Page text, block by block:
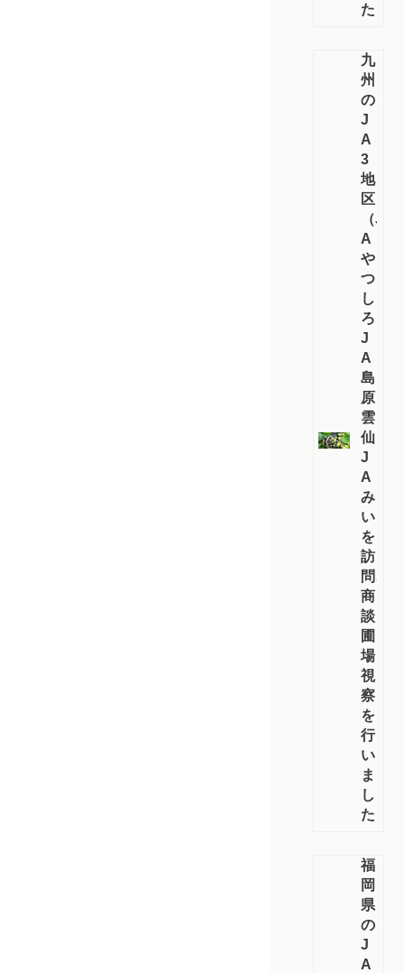
た
九
州
の
J
A
3
地
区
（J
A
や
つ
し
ろ・
J
A
島
原
雲
仙・
J
A
み
い）
を
訪
問、
商
談・
圃
場
視
察
を
行
い
ま
し
た
福
岡
県
の
J
A